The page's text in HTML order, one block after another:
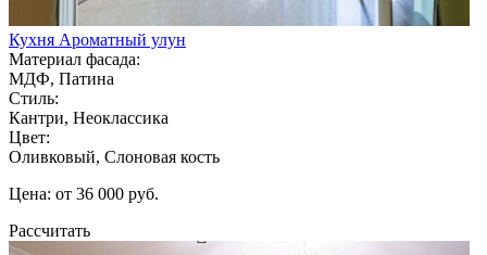
Кухня Ароматный улун
Материал фасада:
МДФ, Патина
Стиль:
Кантри, Неоклассика
Цвет:
Оливковый, Слоновая кость
Цена: от 36 000 руб.
Рассчитать